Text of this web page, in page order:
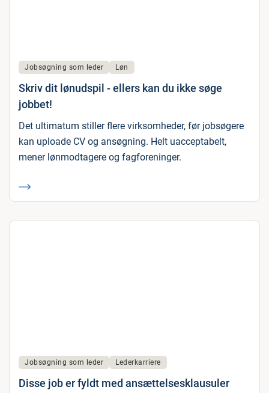
Jobsøgning som leder Løn
Skriv dit lønudspil - ellers kan du ikke søge
jobbet!
Det ultimatum stiller flere virksomheder, før jobsøgere
kan uploade CV og ansøgning. Helt uacceptabelt,
mener lønmodtagere og fagforeninger.
Jobsøgning som leder Lederkarriere
Disse job er fyldt med ansættelsesklausuler